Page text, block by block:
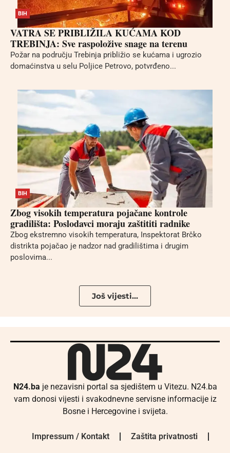
BIH
VATRA SE PRIBLIŽILA KUĆAMA KOD
TREBINJA: Sve raspoložive snage na terenu
Požar na području Trebinja približio se kućama i ugrozio
domaćinstva u selu Poljice Petrovo, potvrđeno...
BIH
Zbog visokih temperatura pojačane kontrole
gradilišta: Poslodavci moraju zaštititi radnike
Zbog ekstremno visokih temperatura, Inspektorat Brčko
distrikta pojačao je nadzor nad gradilištima i drugim
poslovima...
Još vijesti...
N24.ba je nezavisni portal sa sjedištem u Vitezu. N24.ba
vam donosi vijesti i svakodnevne servisne informacije iz
Bosne i Hercegovine i svijeta.
Impressum / Kontakt Zaštita privatnosti